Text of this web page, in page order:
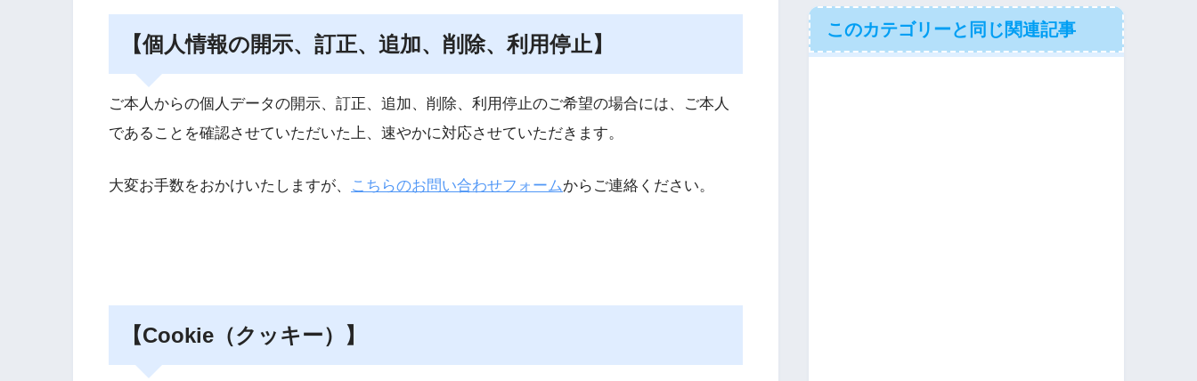
【個人情報の開示、訂正、追加、削除、利用停止】
ご本人からの個人データの開示、訂正、追加、削除、利用停止のご希望の場合には、ご本人
であることを確認させていただいた上、速やかに対応させていただきます。
大変お手数をおかけいたしますが、 こちらのお問い合わせフォームからご連絡ください。
【Cookie（クッキー）】
このカテゴリーと同じ関連記事